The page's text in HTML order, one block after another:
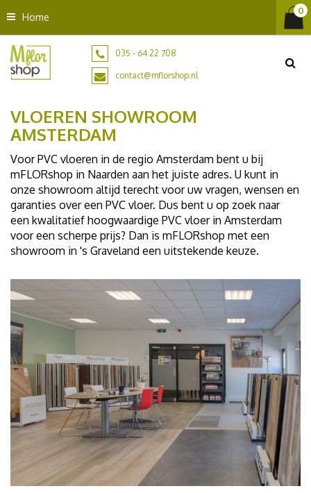
n
Home
035 - 64 22 708
contact@mflorshop.nl
VLOEREN SHOWROOM
AMSTERDAM
Voor PVC vloeren in de regio Amsterdam bent u bij
mFLORshop in Naarden aan het juiste adres. U kunt in
onze showroom altijd terecht voor uw vragen, wensen en
garanties over een PVC vloer. Dus bent u op zoek naar
een kwalitatief hoogwaardige PVC vloer in Amsterdam
voor een scherpe prijs? Dan is mFLORshop met een
showroom in 's Graveland een uitstekende keuze.